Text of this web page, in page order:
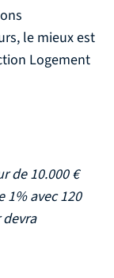
le mieux est
Logement
de 10.000 €
1% avec 120